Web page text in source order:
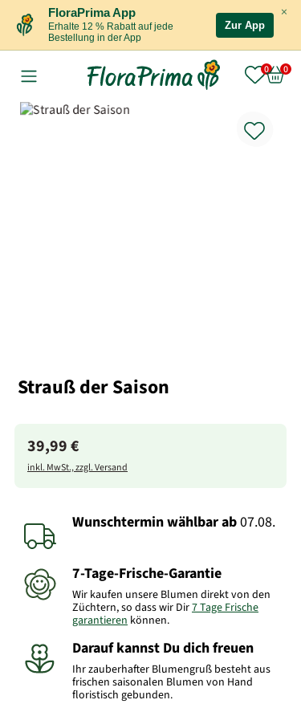
×
FloraPrima App
Erhalte 12 % Rabatt auf jede
Bestellung in der App
Zur App
Strauß der Saison
39,99 €
inkl. MwSt., zzgl. Versand
Wunschtermin wählbarab07.08.
7-Tage-Frische-Garantie
Wir kaufen unsere Blumen direkt von den
Züchtern, so dass wir Dir7 Tage Frische
garantieren können.
Darauf kannst Du dich freuen
Ihr zauberhafter Blumengruß besteht aus
frischen saisonalen Blumen von Hand
floristisch gebunden.